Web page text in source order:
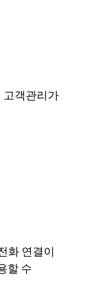
고객관리가
화 연결이
할 수